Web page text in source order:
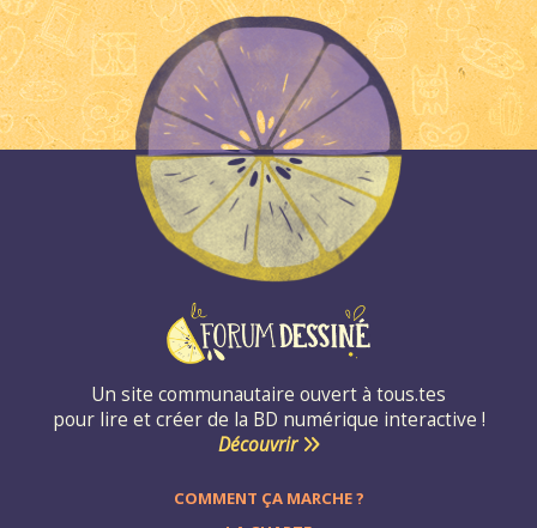
Un site communautaire ouvert à tous.tes
pour lire et créer de la BD numérique interactive !
Découvrir
COMMENT ÇA MARCHE ?